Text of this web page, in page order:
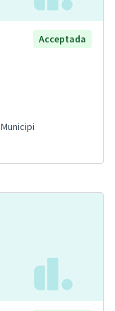
Acceptada
Municipi